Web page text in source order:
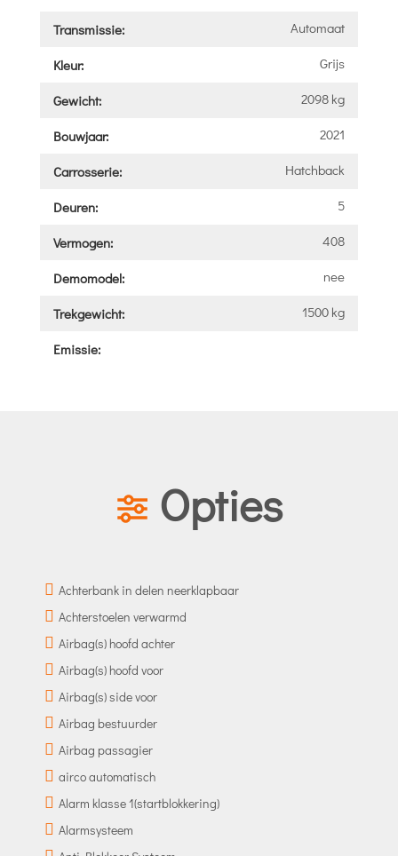
Transmissie: Automaat
Kleur: Grijs
Gewicht: 2098 kg
Bouwjaar: 2021
Carrosserie: Hatchback
Deuren: 5
Vermogen: 408
Demomodel: nee
Trekgewicht: 1500 kg
Emissie:
Opties
Achterbank in delen neerklapbaar
Achterstoelen verwarmd
Airbag(s) hoofd achter
Airbag(s) hoofd voor
Airbag(s) side voor
Airbag bestuurder
Airbag passagier
airco automatisch
Alarm klasse 1(startblokkering)
Alarmsysteem